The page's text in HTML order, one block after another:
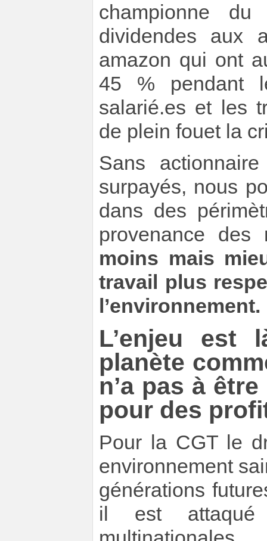
championne
dividendes aux
amazon qui ont
45 % pendant
salarié.es et les
de plein fouet la
Sans
surpayés, nous
dans des
provenance des
moins mais
travail plus
l’environnement.
L’enjeu est
planète
n’a pas à
pour des
Pour la CGT le
environnement
générations
il est